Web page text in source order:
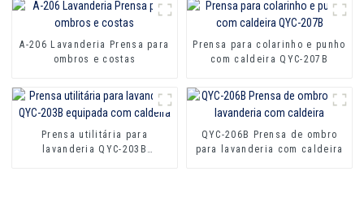
A-206 Lavanderia Prensa para
ombros e costas
Prensa para colarinho e punho
com caldeira QYC-207B
Prensa utilitária para
lavanderia QYC-203B
QYC-206B Prensa de ombro
para lavanderia com caldeira